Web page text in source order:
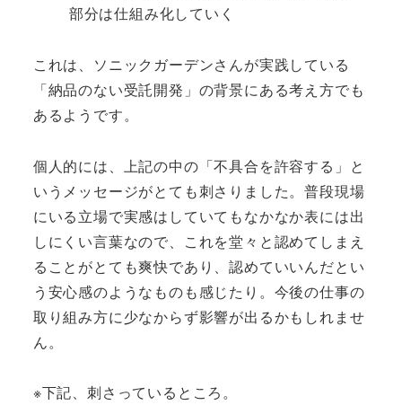
部分は仕組み化していく
これは、ソニックガーデンさんが実践している
「納品のない受託開発」の背景にある考え方でも
あるようです。
個人的には、上記の中の「不具合を許容する」と
いうメッセージがとても刺さりました。普段現場
にいる立場で実感はしていてもなかなか表には出
しにくい言葉なので、これを堂々と認めてしまえ
ることがとても爽快であり、認めていいんだとい
う安心感のようなものも感じたり。今後の仕事の
取り組み方に少なからず影響が出るかもしれませ
ん。
※下記、刺さっているところ。